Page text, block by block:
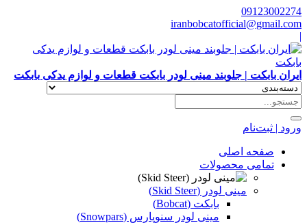
09123002274
iranbobcatofficial@gmail.com
|
ایران بابکت | جلوبند مینی لودر بابکت قطعات و لوازم یدکی بابکت
ورود | ثبت‌نام
صفحه اصلی
تمامی محصولات
مینی لودر (Skid Steer)
بابکت (Bobcat)
مینی لودر سنوپارس (Snowpars)